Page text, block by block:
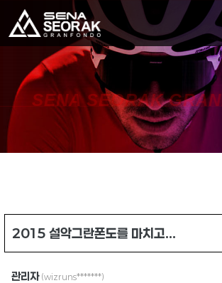
SENA SEORAK
2015 설악그란폰도를 마치고...
관리자 (wizruns*******)